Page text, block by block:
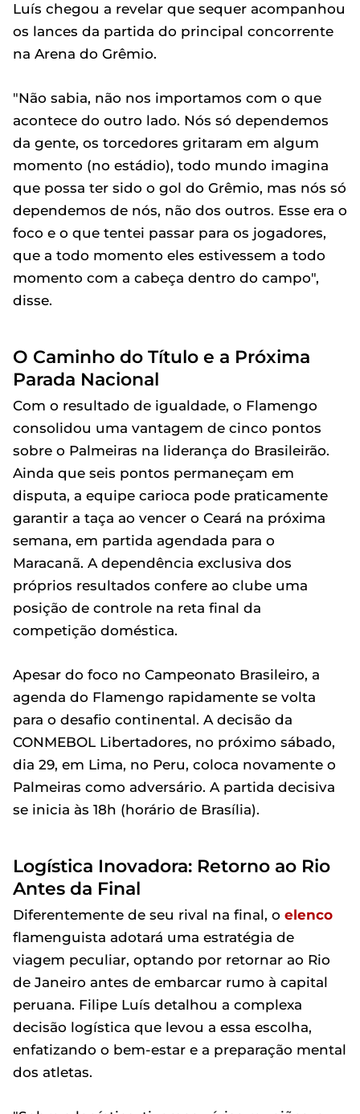
Luís chegou a revelar que sequer acompanhou
os lances da partida do principal concorrente
na Arena do Grêmio.
"Não sabia, não nos importamos com o que
acontece do outro lado. Nós só dependemos
da gente, os torcedores gritaram em algum
momento (no estádio), todo mundo imagina
que possa ter sido o gol do Grêmio, mas nós só
dependemos de nós, não dos outros. Esse era o
foco e o que tentei passar para os jogadores,
que a todo momento eles estivessem a todo
momento com a cabeça dentro do campo",
disse.
O Caminho do Título e a Próxima
Parada Nacional
Com o resultado de igualdade, o Flamengo
consolidou uma vantagem de cinco pontos
sobre o Palmeiras na liderança do Brasileirão.
Ainda que seis pontos permaneçam em
disputa, a equipe carioca pode praticamente
garantir a taça ao vencer o Ceará na próxima
semana, em partida agendada para o
Maracanã. A dependência exclusiva dos
próprios resultados confere ao clube uma
posição de controle na reta final da
competição doméstica.
Apesar do foco no Campeonato Brasileiro, a
agenda do Flamengo rapidamente se volta
para o desafio continental. A decisão da
CONMEBOL Libertadores, no próximo sábado,
dia 29, em Lima, no Peru, coloca novamente o
Palmeiras como adversário. A partida decisiva
se inicia às 18h (horário de Brasília).
Logística Inovadora: Retorno ao Rio
Antes da Final
Diferentemente de seu rival na final, o elenco
flamenguista adotará uma estratégia de
viagem peculiar, optando por retornar ao Rio
de Janeiro antes de embarcar rumo à capital
peruana. Filipe Luís detalhou a complexa
decisão logística que levou a essa escolha,
enfatizando o bem-estar e a preparação mental
dos atletas.